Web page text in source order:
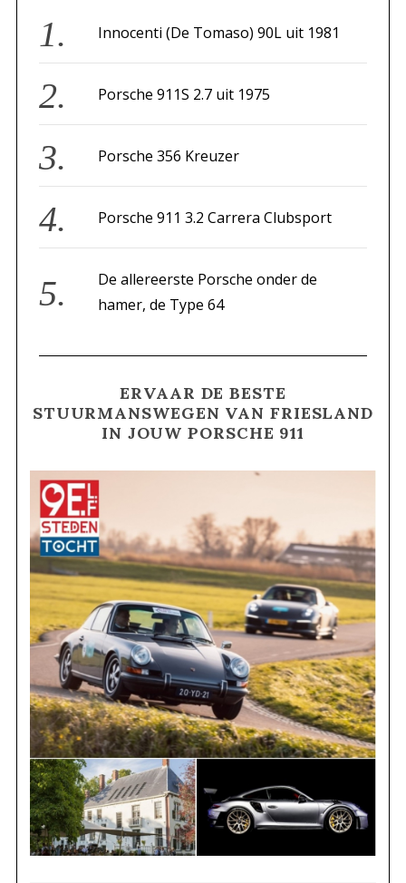
f
o
:
Innocenti (De Tomaso) 90L uit 1981
Porsche 911S 2.7 uit 1975
Porsche 356 Kreuzer
Porsche 911 3.2 Carrera Clubsport
De allereerste Porsche onder de
hamer, de Type 64
ERVAAR DE BESTE
STUURMANSWEGEN VAN FRIESLAND
IN JOUW PORSCHE 911